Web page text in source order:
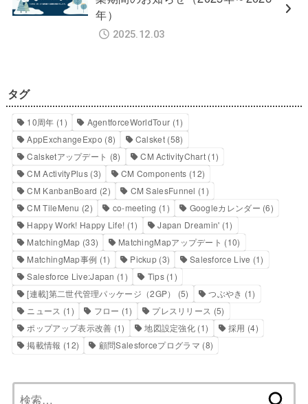
年）
2025.12.03
タグ
10周年 (1) AgentforceWorldTour (1)
AppExchangeExpo (8) Calsket(58)
Calsketアップデート (8) CM ActivityChart (1)
CM ActivityPlus(3) CM Components (12)
CM KanbanBoard (2) CM SalesFunnel (1)
CM TileMenu (2) co-meeting (1) Googleカレンダー (6)
Happy Work! Happy Life! (1) Japan Dreamin' (1)
MatchingMap (33) MatchingMapアップデート (10)
MatchingMap事例 (1) Pickup (3) Salesforce Live (1)
Salesforce Live:Japan (1) Tips(1)
[連載]第二世代管理パッケージ（2GP）
(5) つぶやき (1)
ニュース (1) フロー (1) プレスリリース (5)
ポップアップ表示改善 (1) 地図設定強化 (1) 採用 (4)
掲載情報 (12) 顧問Salesforceプログラマ (8)